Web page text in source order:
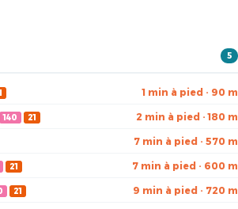
5
1 min à pied · 90 m
140 21 2 min à pied · 180 m
7 min à pied · 570 m
21 7 min à pied · 600 m
21 9 min à pied · 720 m